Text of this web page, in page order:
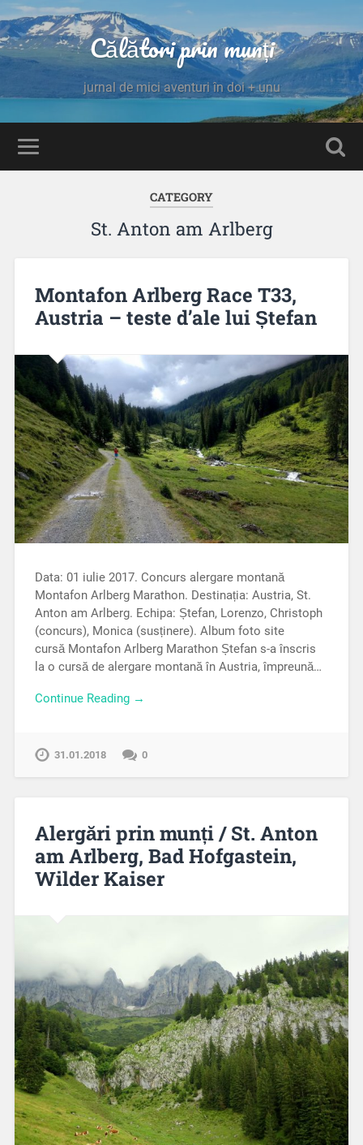
Călători prin munți
jurnal de mici aventuri în doi + unu
CATEGORY
St. Anton am Arlberg
Montafon Arlberg Race T33,
Austria – teste d’ale lui Ștefan
Data: 01 iulie 2017. Concurs alergare montană
Montafon Arlberg Marathon. Destinația: Austria, St.
Anton am Arlberg. Echipa: Ștefan, Lorenzo, Christoph
(concurs), Monica (susținere). Album foto site
cursă Montafon Arlberg Marathon Ștefan s-a înscris
la o cursă de alergare montană în Austria, împreună…
Continue Reading →
31.01.2018 0
Alergări prin munți / St. Anton
am Arlberg, Bad Hofgastein,
Wilder Kaiser